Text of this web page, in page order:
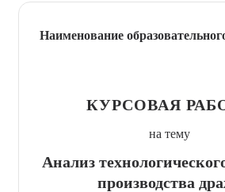
Наименование
КУРСОВАЯ
на тему
Анализ
производства